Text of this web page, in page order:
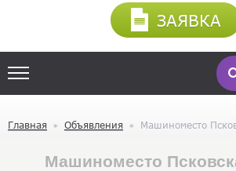
ЗАЯВКА
Главная Объявления Машиноместо
Машиноместо